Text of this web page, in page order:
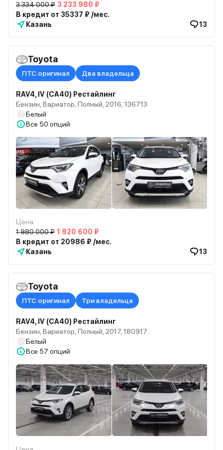
3 334 000 ₽ 3 233 980 ₽
В кредит от 35337 ₽ /мес.
Казань
13
Toyota
ПТС оригинал Два владельца
RAV4, IV (CA40) Рестайлинг
Бензин, Вариатор, Полный, 2016, 136713
Белый
Все 50 опций
Цена
1 980 000 ₽ 1 920 600 ₽
В кредит от 20986 ₽ /мес.
Казань
13
Toyota
ПТС оригинал Три владельца
RAV4, IV (CA40) Рестайлинг
Бензин, Вариатор, Полный, 2017, 180917
Белый
Все 57 опций